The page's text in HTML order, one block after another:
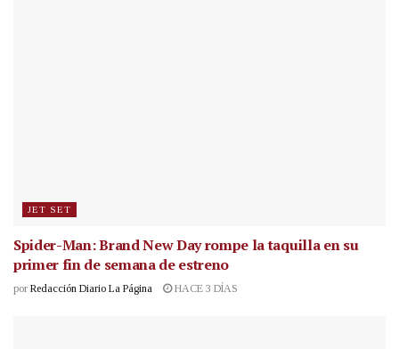
JET SET
Spider-Man: Brand New Day rompe la taquilla en su
primer fin de semana de estreno
por Redacción Diario La Página HACE 3 DÍAS